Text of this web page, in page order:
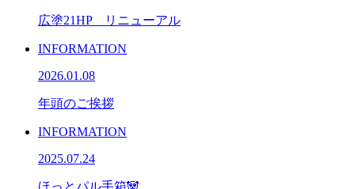
広塗21HP リニューアル
INFORMATION
2026.01.08
年頭のご挨拶
INFORMATION
2025.07.24
ほっとパル手箱🐼